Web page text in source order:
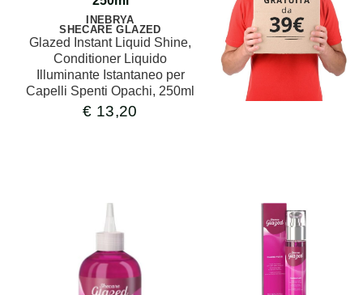
INEBRYA
SHECARE GLAZED
Glazed Instant Liquid Shine,
Conditioner Liquido
Illuminante Istantaneo per
Capelli Spenti Opachi, 250ml
€ 13,20